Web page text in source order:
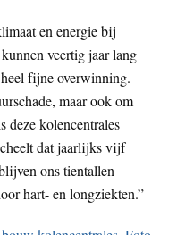
en energie bij
veertig jaar lang
fijne overwinning.
maar ook om
deze kolencentrales
dat jaarlijks vijf
ons tientallen
hart- en longziekten.”